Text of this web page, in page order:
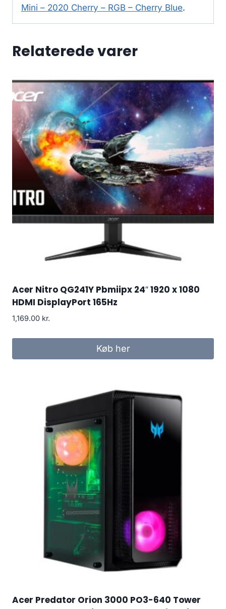
Mini – 2020 Cherry – RGB – Cherry Blue.
Relaterede varer
Acer Nitro QG241Y Pbmiipx 24″ 1920 x 1080
HDMI DisplayPort 165Hz
1,169.00 kr.
Køb her
Acer Predator Orion 3000 PO3-640 Tower